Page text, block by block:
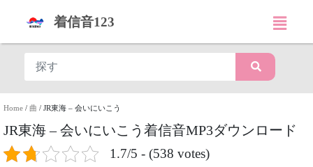
着信音123
Home / 曲 / JR東海 – 会いにいこう
JR東海 – 会いにいこう着信音MP3ダウンロード
1.7/5 - (538 votes)